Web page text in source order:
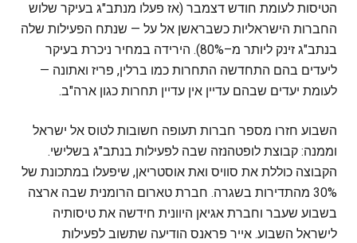
הטיסות לעומת חודש דצמבר (אז פעלו מנתב"ג בעיקר שלוש
החברות הישראליות כשבראשן אל על — שנתח הפעילות שלה
בנתב"ג זינק ליותר מ–80%). הירידה במחיר ניכרת בעיקר
ליעדים בהם התחדשה התחרות כמו ברלין, פריז ואתונה —
לעומת יעדים שבהם עדיין אין עדיין תחרות כגון ארה"ב.
השבוע חזרו מספר חברות תעופה חשובות לטוס אל ישראל
וממנה: קבוצת לופטהנזה שבה לפעילות בנתב"ג בשלישי.
הקבוצה כוללת את סוויס ואת אוסטריאן, שיפעלו במתכונת של
30% מהתדירות בשגרה. חברת טארום הרומנית שבה ארצה
בשבוע שעבר וחברת אגיאן היוונית חידשה את טיסותיה
לישראל השבוע. אייר פראנס הודיעה שתשוב לפעילות